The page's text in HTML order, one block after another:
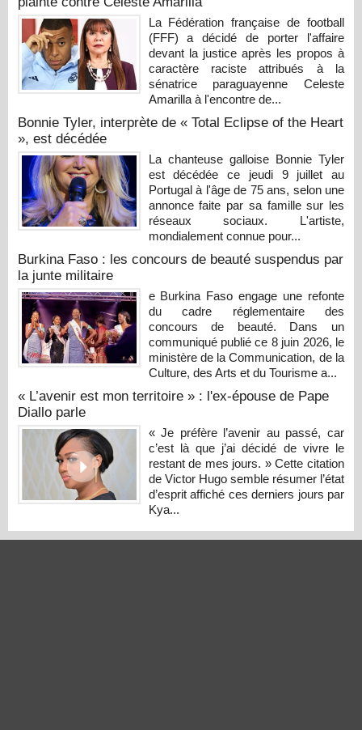
La Fédération française de football
(FFF) a décidé de porter l'affaire
devant la justice après les propos à
caractère raciste attribués à la
sénatrice paraguayenne Celeste
Amarilla à l'encontre de...
Bonnie Tyler, interprète de « Total Eclipse of the Heart
», est décédée
La chanteuse galloise Bonnie Tyler
est décédée ce jeudi 9 juillet au
Portugal à l'âge de 75 ans, selon une
annonce faite par sa famille sur les
réseaux sociaux. L'artiste,
mondialement connue pour...
Burkina Faso : les concours de beauté suspendus par
la junte militaire
e Burkina Faso engage une refonte
du cadre réglementaire des
concours de beauté. Dans un
communiqué publié ce 8 juin 2026, le
ministère de la Communication, de la
Culture, des Arts et du Tourisme a...
« L’avenir est mon territoire » : l'ex-épouse de Pape
Diallo parle
« Je préfère l’avenir au passé, car
c’est là que j’ai décidé de vivre le
restant de mes jours. » Cette citation
de Victor Hugo semble résumer l’état
d’esprit affiché ces derniers jours par
Kya...